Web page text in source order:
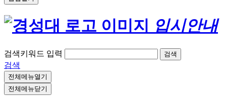
입시안내
검색키워드 입력 검색
검색
전체메뉴열기
전체메뉴닫기